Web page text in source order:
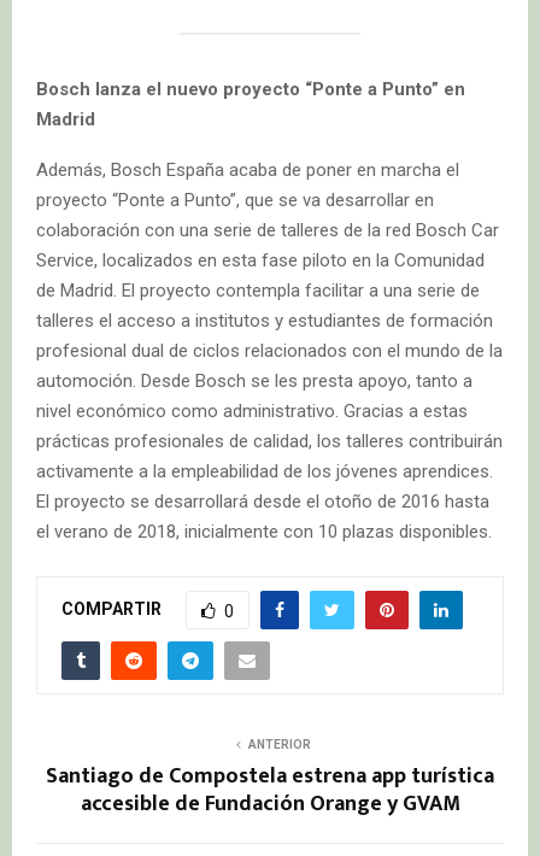
Bosch lanza el nuevo proyecto “Ponte a Punto” en
Madrid
Además, Bosch España acaba de poner en marcha el
proyecto “Ponte a Punto”, que se va desarrollar en
colaboración con una serie de talleres de la red Bosch Car
Service, localizados en esta fase piloto en la Comunidad
de Madrid. El proyecto contempla facilitar a una serie de
talleres el acceso a institutos y estudiantes de formación
profesional dual de ciclos relacionados con el mundo de la
automoción. Desde Bosch se les presta apoyo, tanto a
nivel económico como administrativo. Gracias a estas
prácticas profesionales de calidad, los talleres contribuirán
activamente a la empleabilidad de los jóvenes aprendices.
El proyecto se desarrollará desde el otoño de 2016 hasta
el verano de 2018, inicialmente con 10 plazas disponibles.
COMPARTIR 0
ANTERIOR
Santiago de Compostela estrena app turística
accesible de Fundación Orange y GVAM